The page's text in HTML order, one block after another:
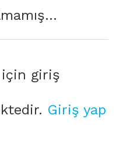
için giriş
Giriş yap